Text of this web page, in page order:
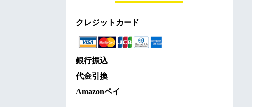
クレジットカード
銀行振込
代金引換
Amazonペイ